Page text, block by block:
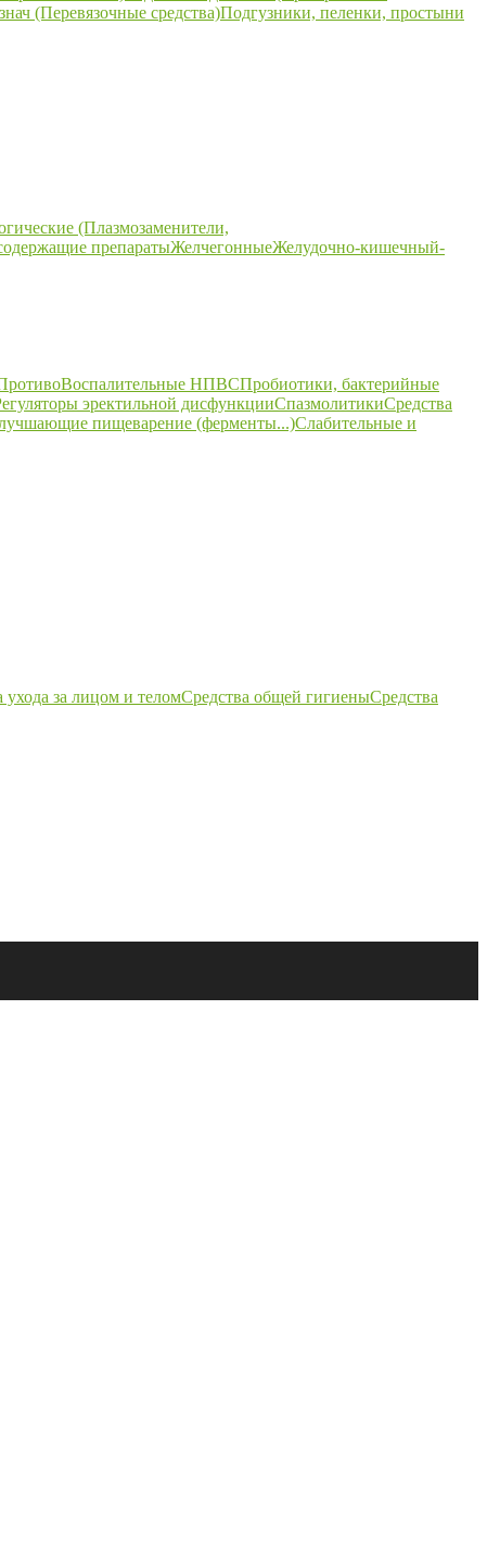
(Перевязочные средства)Подгузники, пеленки, простыни
(Плазмозаменители,
препаратыЖелчегонныеЖелудочно-кишечный-
НПВСПробиотики, бактерийные
эректильной дисфункцииСпазмолитикиСредства
пищеварение (ферменты...)Слабительные и
ухода за лицом и теломСредства общей гигиеныСредства